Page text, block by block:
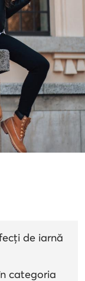
Inspirații și trenduri
de iarnă
categoria